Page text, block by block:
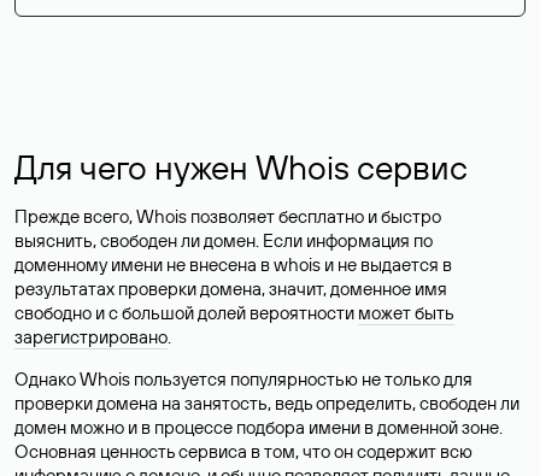
Для чего нужен Whois сервис
Прежде всего, Whois позволяет бесплатно и быстро
выяснить, свободен ли домен. Если информация по
доменному имени не внесена в whois и не выдается в
результатах проверки домена, значит, доменное имя
свободно и с большой долей вероятности может быть
зарегистрировано.
Однако Whois пользуется популярностью не только для
проверки домена на занятость, ведь определить, свободен ли
домен можно и в процессе подбора имени в доменной зоне.
Основная ценность сервиса в том, что он содержит всю